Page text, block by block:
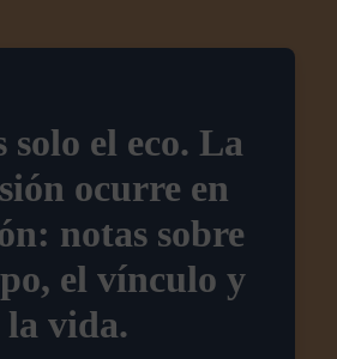
solo el eco. La
ocurre en
notas sobre
el vínculo y
la vida.